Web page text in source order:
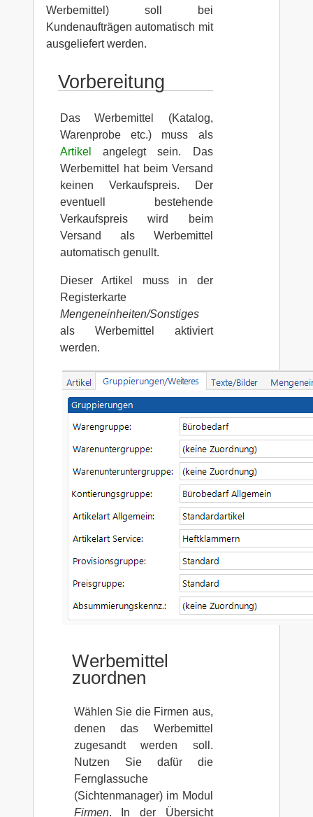
Werbemittel) soll bei
Kundenaufträgen automatisch mit
ausgeliefert werden.
Vorbereitung
Das Werbemittel (Katalog,
Warenprobe etc.) muss als
Artikel
angelegt sein. Das
Werbemittel hat beim Versand
keinen Verkaufspreis. Der
eventuell bestehende
Verkaufspreis wird beim
Versand als Werbemittel
automatisch genullt.
Dieser Artikel muss in der
Registerkarte
Mengeneinheiten/Sonstiges
als Werbemittel aktiviert
werden.
Werbemittel
zuordnen
Wählen Sie die Firmen aus,
denen das Werbemittel
zugesandt werden soll.
Nutzen Sie dafür die
Fernglassuche
(Sichtenmanager) im Modul
Firmen. In der Übersicht